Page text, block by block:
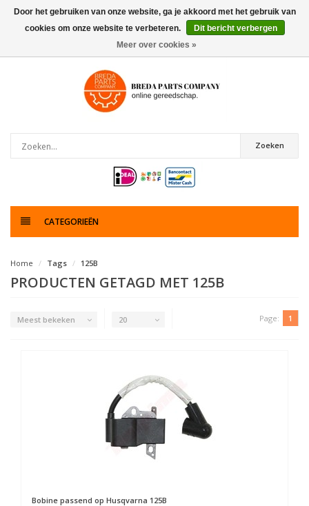
0artikelen
Zoeken
CATEGORIEËN
Home Tags 125B
PRODUCTEN GETAGD MET 125B
Meest bekeken 20 Page: 1
Bobine passend op Husqvarna 125B
Door het gebruiken van onze website, ga je akkoord met het gebruik van
cookies om onze website te verbeteren.
Dit bericht verbergen
Meer over cookies »